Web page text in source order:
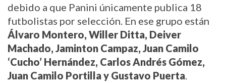
debido a que Panini únicamente publica 18
Álvaro Montero, Willer Ditta, Deiver
Machado, Jaminton Campaz, Juan Camilo
‘Cucho’ Hernández, Carlos Andrés Gómez,
Juan Camilo Portilla y Gustavo Puerta